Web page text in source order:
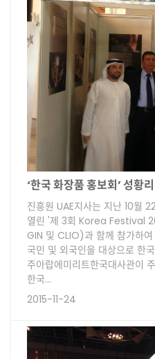
‘한국 화장품 홍보회’ 성황
진흥원 UAE지사는 지난 10월
열린 '제 3회 Korea Festival
GIN 및 CLIO)과 함께 참가하
국민 및 외국인을 대상으로 한
주아랍에미리트한국대사관이
한국…
2015-11-24